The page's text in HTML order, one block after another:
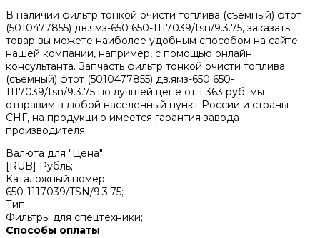
В наличии фильтр тонкой очисти топлива (съемный) фтот
(5010477855) дв.ямз-650 650-1117039/tsn/9.3.75, заказать
товар вы можете наиболее удобным способом на сайте
нашей компании, например, с помощью онлайн
консультанта. Запчасть фильтр тонкой очисти топлива
(съемный) фтот (5010477855) дв.ямз-650 650-
1117039/tsn/9.3.75 по лучшей цене от 1 363 руб. мы
отправим в любой населенный пункт России и страны
СНГ, на продукцию имеется гарантия завода-
производителя.
Валюта для "Цена"
[RUB] Рубль;
Каталожный номер
650-1117039/TSN/9.3.75;
Тип
Фильтры для спецтехники;
Способы оплаты